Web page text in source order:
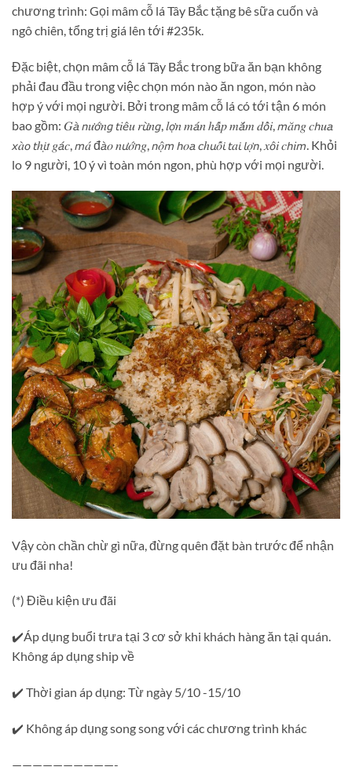
chương trình: Gọi mâm cỗ lá Tây Bắc tặng bê sữa cuốn và
ngô chiên, tổng trị giá lên tới #235k.
Đặc biệt, chọn mâm cỗ lá Tây Bắc trong bữa ăn bạn không
phải đau đầu trong việc chọn món nào ăn ngon, món nào
hợp ý với mọi người. Bởi trong mâm cỗ lá có tới tận 6 món
bao gồm: 𝐺𝘢̀ 𝘯𝑢̛𝘰̛́𝑛𝘨 𝘵𝑖𝘦̂𝑢 𝑟𝘶̛̀𝑛𝘨, 𝑙𝘰̛̣𝑛 𝑚𝘢́𝑛 ℎ𝘢̂́𝑝 𝑚𝘢̆́𝑚 𝑑𝘰̂̉𝑖, 𝘮𝑎̆𝘯𝑔 𝑐𝘩𝑢𝘢
𝘹𝑎̀𝘰 𝘵ℎ𝘪̣𝑡 𝑔𝘢́𝑐, 𝘮𝑎́ đ𝘢̀𝑜 𝑛𝘶̛𝑜̛́𝘯𝑔, 𝘯𝑜̣̂𝘮 𝘩𝑜𝘢 𝘤ℎ𝘶𝑜̂́𝘪 𝘵𝑎𝘪 𝘭𝑜̛̣𝘯, 𝑥𝘰̂𝑖 𝑐𝘩𝑖𝘮. Khỏi
lo 9 người, 10 ý vì toàn món ngon, phù hợp với mọi người.
Vậy còn chần chừ gì nữa, đừng quên đặt bàn trước để nhận
ưu đãi nha!
(*) Điều kiện ưu đãi
✔️Áp dụng buổi trưa tại 3 cơ sở khi khách hàng ăn tại quán.
Không áp dụng ship về
✔️ Thời gian áp dụng: Từ ngày 5/10 -15/10
✔️ Không áp dụng song song với các chương trình khác
——————————-